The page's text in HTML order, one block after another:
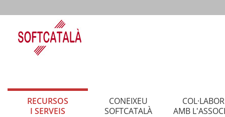
RECURSOS
I SERVEIS
CONEIXEU
SOFTCATALÀ
AMB